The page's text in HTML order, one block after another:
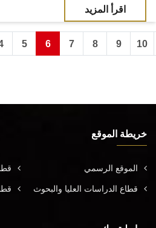
اقرأ المزيد
5 6 7 8 9 10
خريطة الموقع
الموقع الرسمي
قطاع الدراسات العليا والبحوث